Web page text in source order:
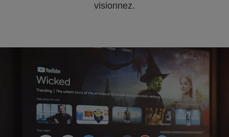
visionnez.